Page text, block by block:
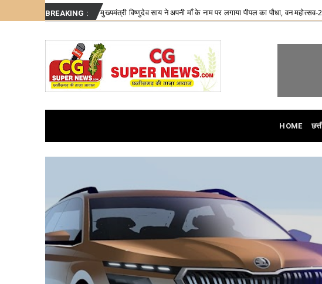
Thursday, August 6 About Write for Us
HOME
BREAKING :
मुख्यमंत्री विष्णुदेव साय ने अपनी माँ के नाम पर लगाया पीपल का पौधा, वन महोत्सव-2026 का हुआ शुभारंभ